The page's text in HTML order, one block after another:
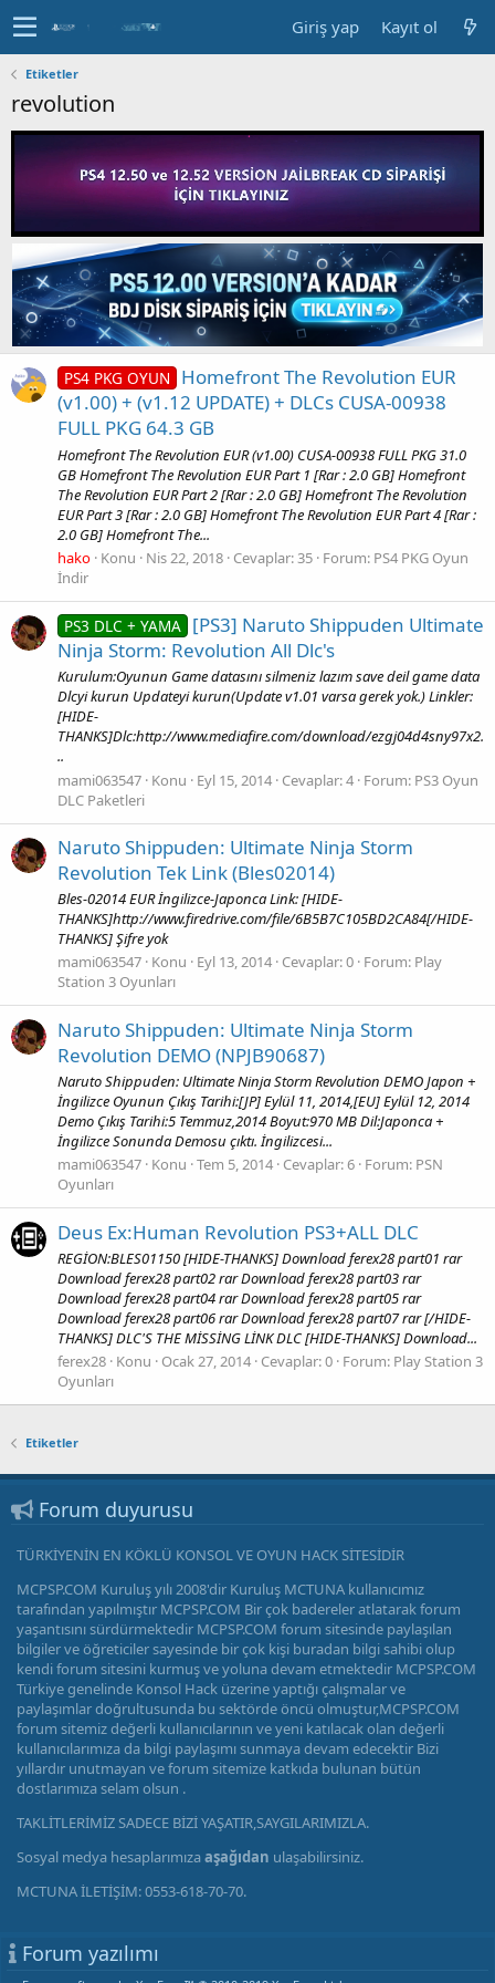
Giriş yap Kayıt ol
Etiketler
revolution
PS4 PKG OYUN
Homefront The Revolution EUR
(v1.00) + (v1.12 UPDATE) + DLCs CUSA-00938
FULL PKG 64.3 GB
Homefront The Revolution EUR (v1.00) CUSA-00938 FULL PKG 31.0
GB Homefront The Revolution EUR Part 1 [Rar : 2.0 GB] Homefront
The Revolution EUR Part 2 [Rar : 2.0 GB] Homefront The Revolution
EUR Part 3 [Rar : 2.0 GB] Homefront The Revolution EUR Part 4 [Rar :
2.0 GB] Homefront The...
hako Konu Nis 22, 2018 Cevaplar: 35 Forum: PS4 PKG Oyun
İndir
PS3 DLC + YAMA [PS3] Naruto Shippuden Ultimate
Ninja Storm: Revolution All Dlc's
Kurulum:Oyunun Game datasını silmeniz lazım save deil game data
Dlcyi kurun Updateyi kurun(Update v1.01 varsa gerek yok.) Linkler:
[HIDE-
THANKS]Dlc:http://www.mediafire.com/download/ezgj04d4sny97x2.
..
mami063547 Konu Eyl 15, 2014 Cevaplar: 4 Forum: PS3 Oyun
DLC Paketleri
Naruto Shippuden: Ultimate Ninja Storm
Revolution Tek Link (Bles02014)
Bles-02014 EUR İngilizce-Japonca Link: [HIDE-
THANKS]http://www.firedrive.com/file/6B5B7C105BD2CA84[/HIDE-
THANKS] Şifre yok
mami063547 Konu Eyl 13, 2014 Cevaplar: 0 Forum: Play
Station 3 Oyunları
Naruto Shippuden: Ultimate Ninja Storm
Revolution DEMO (NPJB90687)
Naruto Shippuden: Ultimate Ninja Storm Revolution DEMO Japon +
İngilizce Oyunun Çıkış Tarihi:[JP] Eylül 11, 2014,[EU] Eylül 12, 2014
Demo Çıkış Tarihi:5 Temmuz,2014 Boyut:970 MB Dil:Japonca +
İngilizce Sonunda Demosu çıktı. İngilizcesi...
mami063547 Konu Tem 5, 2014 Cevaplar: 6 Forum: PSN
Oyunları
Deus Ex:Human Revolution PS3+ALL DLC
REGİON:BLES01150 [HIDE-THANKS] Download ferex28 part01 rar
Download ferex28 part02 rar Download ferex28 part03 rar
Download ferex28 part04 rar Download ferex28 part05 rar
Download ferex28 part06 rar Download ferex28 part07 rar [/HIDE-
THANKS] DLC'S THE MİSSİNG LİNK DLC [HIDE-THANKS] Download...
ferex28 Konu Ocak 27, 2014 Cevaplar: 0 Forum: Play Station 3
Oyunları
Etiketler
Forum duyurusu
TÜRKİYENİN EN KÖKLÜ KONSOL VE OYUN HACK SİTESİDİR
MCPSP.COM Kuruluş yılı 2008'dir Kuruluş MCTUNA kullanıcımız
tarafından yapılmıştır MCPSP.COM Bir çok badereler atlatarak forum
yaşantısını sürdürmektedir MCPSP.COM forum sitesinde paylaşılan
bilgiler ve öğreticiler sayesinde bir çok kişi buradan bilgi sahibi olup
kendi forum sitesini kurmuş ve yoluna devam etmektedir MCPSP.COM
Türkiye genelinde Konsol Hack üzerine yaptığı çalışmalar ve
paylaşımlar doğrultusunda bu sektörde öncü olmuştur,MCPSP.COM
forum sitemiz değerli kullanıcılarının ve yeni katılacak olan değerli
kullanıcılarımıza da bilgi paylaşımı sunmaya devam edecektir Bizi
yıllardır unutmayan ve forum sitemize katkıda bulunan bütün
dostlarımıza selam olsun .
TAKLİTLERİMİZ SADECE BİZİ YAŞATIR,SAYGILARIMIZLA.
Sosyal medya hesaplarımızaaşağıdan ulaşabilirsiniz.
MCTUNA İLETİŞİM: 0553-618-70-70.
Forum yazılımı